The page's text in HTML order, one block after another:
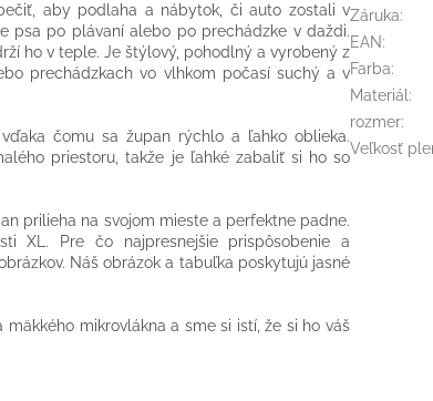
aby podlaha a nábytok, či auto zostali v
psa po plávaní alebo po prechádzke v daždi.
ho v teple. Je štýlový, pohodlný a vyrobený z
prechádzkach vo vlhkom počasí suchý a v
čomu sa župan rýchlo a ľahko oblieka.
priestoru, takže je ľahké zabaliť si ho so
prilieha na svojom mieste a perfektne padne.
XL. Pre čo najpresnejšie prispôsobenie a
Náš obrázok a tabuľka poskytujú jasné
mikrovlákna a sme si istí, že si ho váš
Záruka:
EAN:
Farba:
Materiál :
rozmer:
Veľkosť